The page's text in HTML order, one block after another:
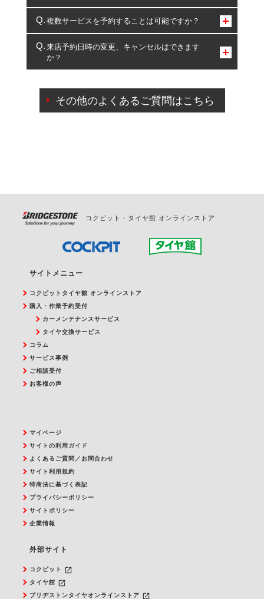
コクピット・タイヤ館のみとなります。
複数サービスを予約することは可能ですか？
複数サービスのご予約は可能です。
一部の商品・サービスの組み合わせに限り、同時にご予約が
出来ないものもございます。
来店予約日時の変更、キャンセルはできます
か？
ご来店予約日の3営業日前を過ぎている場合のご予約
の日時変更につきましては、直接ご予約の店舗まで
その他のよくあるご質問はこちら
コクピット・タイヤ館 オンラインストア
サイトメニュー
コクピットタイヤ館 オンラインストア
購入・作業予約受付
カーメンテナンスサービス
タイヤ交換サービス
コラム
サービス事例
ご相談受付
お客様の声
マイページ
サイトの利用ガイド
よくあるご質問／お問合わせ
サイト利用規約
特商法に基づく表記
プライバシーポリシー
サイトポリシー
企業情報
外部サイト
コクピット launch
タイヤ館 launch
ブリヂストンタイヤオンラインストア launch